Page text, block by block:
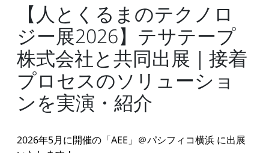
【人とくるまのテクノロ
ジー展2026】テサテープ
株式会社と共同出展｜接着
プロセスのソリューショ
ンを実演・紹介
2026年5月に開催の「AEE」＠パシフィコ横浜 に出展